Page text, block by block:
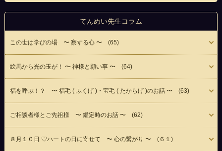
てんめい先生コラム
この世は学びの場 〜 察する心 〜 (65)
絵馬から光の玉が！ 〜 神様と願い事 〜 (64)
福を呼ぶ！？ 〜 福毛 ( ふくげ )・宝毛 ( たからげ )のお話 〜 (63)
ご相談者様とご先祖様 〜 鑑定時のお話 〜 (62)
８月１０日 ♡ハートの日に寄せて 〜 心の繋がり 〜 (６１)